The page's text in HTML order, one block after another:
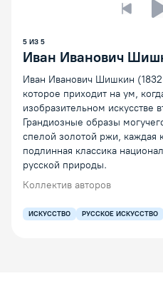
5 ИЗ 5
Иван Иванович
Иван Иванович Шишкин
которое приходит на ум,
изобразительном искусстве
Грандиозные образы
спелой золотой ржи, каждая
подлинная классика
русской природы.
Коллектив авторов
ИСКУССТВО РУССКОЕ ИСКУССТВО